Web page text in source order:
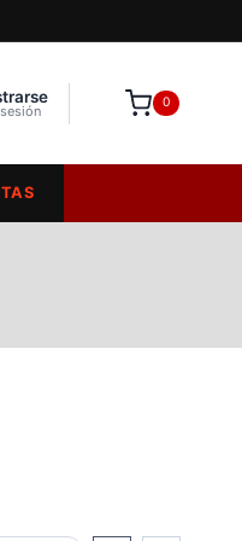
0